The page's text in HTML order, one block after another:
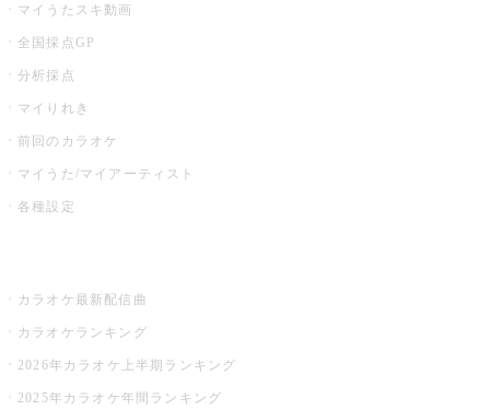
マイうたスキ動画
全国採点GP
分析採点
マイりれき
前回のカラオケ
マイうた/マイアーティスト
各種設定
カラオケ最新配信曲
カラオケランキング
2026年カラオケ上半期ランキング
2025年カラオケ年間ランキング